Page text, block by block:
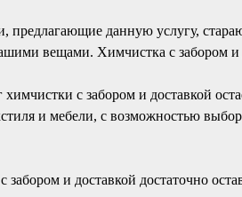
предлагающие данную услугу,
вещами. Химчистка с забором
с забором и доставкой
и мебели, с возможностью
забором и доставкой достаточно